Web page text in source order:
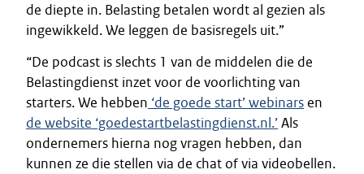
de diepte in. Belasting betalen wordt al gezien als
ingewikkeld. We leggen de basisregels uit.”
“De podcast is slechts 1 van de middelen die de
Belastingdienst inzet voor de voorlichting van
starters. We hebben ‘de goede start’ webinars en
de website ‘goedestartbelastingdienst.nl.’Als
ondernemers hierna nog vragen hebben, dan
kunnen ze die stellen via de chat of via videobellen.